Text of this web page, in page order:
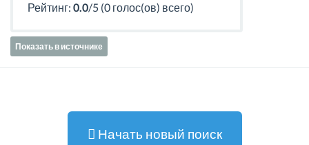
Рейтинг: 0.0/5 (0 голос(ов) всего)
Показать в источнике
Начать новый поиск